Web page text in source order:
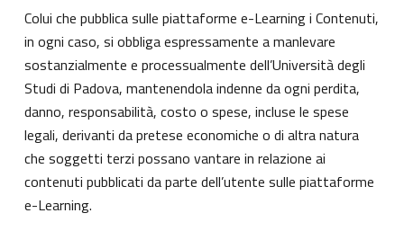
Colui che pubblica sulle piattaforme e-Learning i Contenuti,
in ogni caso, si obbliga espressamente a manlevare
sostanzialmente e processualmente dell’Università degli
Studi di Padova, mantenendola indenne da ogni perdita,
danno, responsabilità, costo o spese, incluse le spese
legali, derivanti da pretese economiche o di altra natura
che soggetti terzi possano vantare in relazione ai
contenuti pubblicati da parte dell’utente sulle piattaforme
e-Learning.